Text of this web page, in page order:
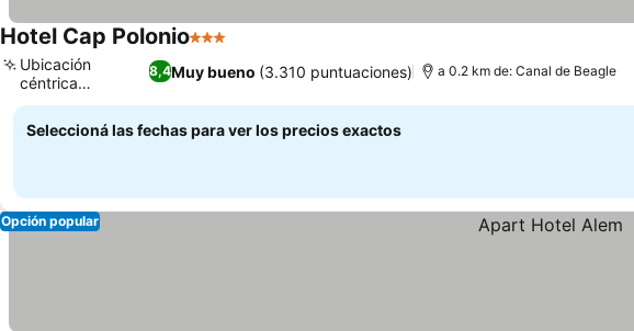
Hotel Cap Polonio3 Estrellas
8,4Muy bueno (3.310 puntuaciones)
Ubicación
céntrica
privilegiada
a 0.2 km de: Canal de Beagle
Seleccioná las fechas para ver los precios exactos
Opción popular